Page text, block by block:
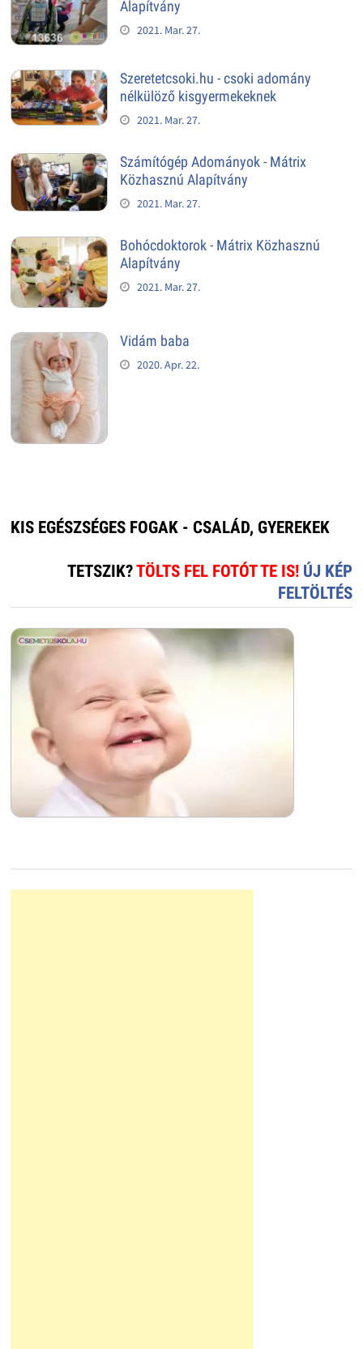
Alapítvány
2021. Mar. 27.
Szeretetcsoki.hu - csoki adomány
nélkülöző kisgyermekeknek
2021. Mar. 27.
Számítógép Adományok - Mátrix
Közhasznú Alapítvány
2021. Mar. 27.
Bohócdoktorok - Mátrix Közhasznú
Alapítvány
2021. Mar. 27.
Vidám baba
2020. Apr. 22.
KIS EGÉSZSÉGES FOGAK - CSALÁD, GYEREKEK
TETSZIK?TÖLTS FEL FOTÓT TE IS! ÚJ KÉP
FELTÖLTÉS